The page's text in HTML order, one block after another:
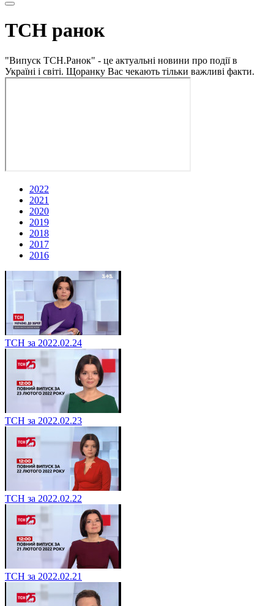
ТСН ранок
"Випуск ТСН.Ранок" - це актуальні новини про події в
Україні і світі. Щоранку Вас чекають тільки важливі факти.
2022
2021
2020
2019
2018
2017
2016
ТСН за 2022.02.24
ТСН за 2022.02.23
ТСН за 2022.02.22
ТСН за 2022.02.21